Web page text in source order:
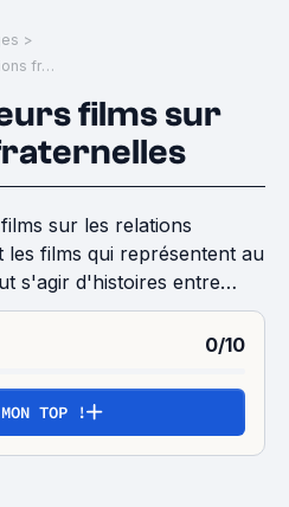
>
Les meilleurs films sur les relations fraternelles
films sur
sur les relations
films qui représentent au
s'agir d'histoires entre
un frère et une sœur,
de mise ou au contraire la
0/10
TOP !